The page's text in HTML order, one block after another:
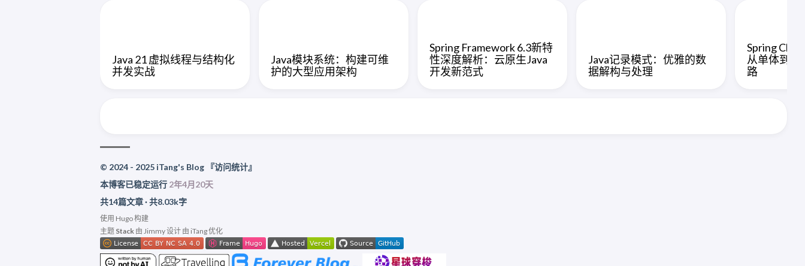
Java 21 虚拟线程与结构化
并发实战
Java模块系统：构建可维
护的大型应用架构
Spring Framework 6.3新特
性深度解析：云原生Java
开发新范式
Java记录模式：优雅的数
据解构与处理
Spring
从单体到分
路
© 2024 - 2025 iTang's Blog
『访问统计』
本博客已稳定运行 2年4月20天
共14篇文章 · 共8.03k字
使用 Hugo构建
主题 Stack 由 Jimmy设计 由 iTang 优化